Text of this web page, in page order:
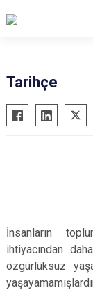
Tarihçe
İnsanların
ihtiyacından
özgürlüksüz